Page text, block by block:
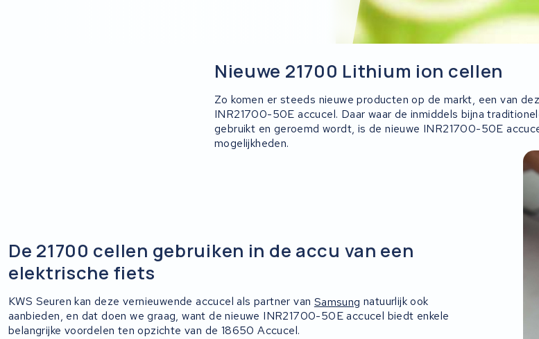
Nieuwe 21700 Lithium ion cellen
Zo komen er steeds nieuwe producten op de markt, een van
INR21700-50E accucel. Daar waar de inmiddels bijna
gebruikt en geroemd wordt, is de nieuwe INR21700-50E
mogelijkheden.
De 21700 cellen gebruiken in de accu van een
elektrische fiets
KWS Seuren kan deze vernieuwende accucel als partner van Samsung natuurlijk ook
aanbieden, en dat doen we graag, want de nieuwe INR21700-50E accucel biedt enkele
belangrijke voordelen ten opzichte van de 18650 Accucel.